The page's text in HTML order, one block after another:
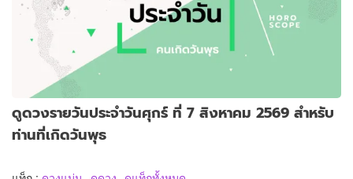
ดูดวงรายวันประจำวันศุกร์ ที่ 7 สิงหาคม 2569 สำหรับ
ท่านที่เกิดวันพุธ